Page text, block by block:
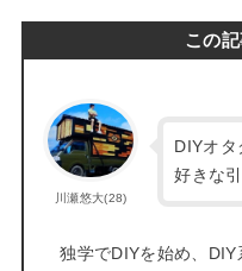
この
川瀬悠大(28)
DIYオ
好きな
独学でDIYを始め、DIY